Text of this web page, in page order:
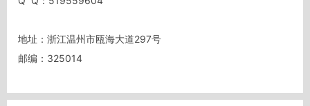
地址：浙江温州市瓯海大道297号
邮编：325014